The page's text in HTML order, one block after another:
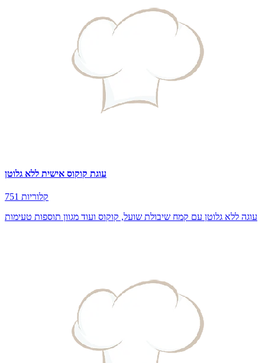
עוגת קוקוס אישית ללא גלוטן
751 קלוריות
עוגה ללא גלוטן עם קמח שיבולת שועל, קוקוס ועוד מגוון תוספות טעימות